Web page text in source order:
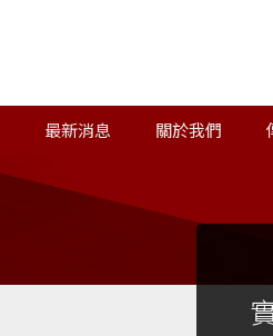
最新消息 關於我們